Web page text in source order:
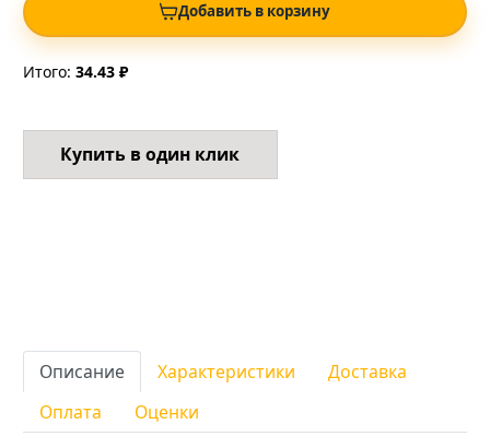
Добавить в корзину
Итого: 34.43 ₽
Купить в один клик
Описание Характеристики
Доставка
Оплата
Оценки